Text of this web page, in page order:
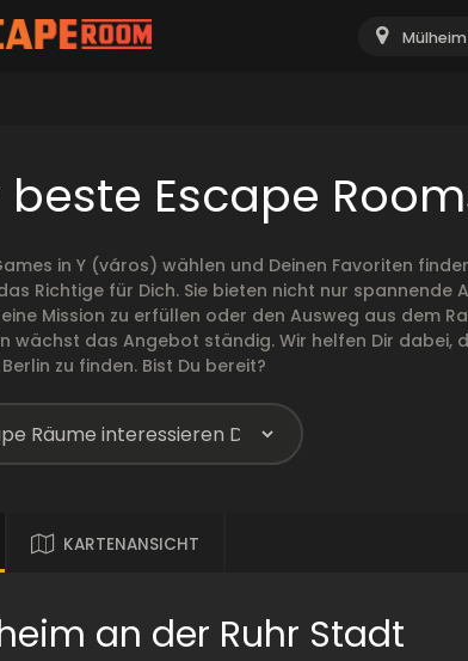
Escape
in Y (város) wählen und Deinen Favoriten
Richtige für Dich. Sie bieten nicht nur spannende
Mission zu erfüllen oder den Ausweg aus dem
das Angebot ständig. Wir helfen Dir dabei,
zu finden. Bist Du bereit?
KARTENANSICHT
an der Ruhr Stadt